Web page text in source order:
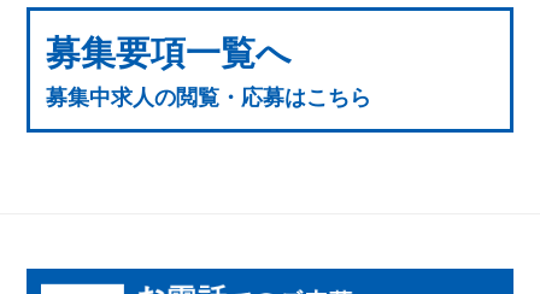
募集要項一覧へ
募集中求人の閲覧・応募はこちら